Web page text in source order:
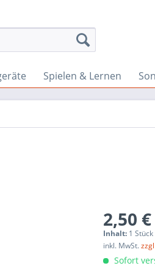
Spielen & Lernen
2,50
Inhalt: 1 Stück
inkl. MwSt.
Sofort